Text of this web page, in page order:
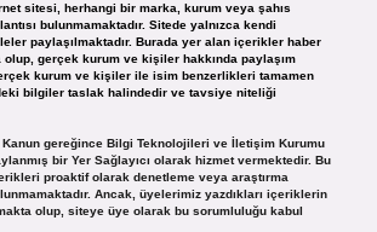
sitesi, herhangi bir marka, kurum veya şahıs
bulunmamaktadır. Sitede yalnızca kendi
paylaşılmaktadır. Burada yer alan içerikler haber
olup, gerçek kurum ve kişiler hakkında paylaşım
kurum ve kişiler ile isim benzerlikleri tamamen
bilgiler taslak halindedir ve tavsiye niteliği
Kanun gereğince Bilgi Teknolojileri ve İletişim Kurumu
bir Yer Sağlayıcı olarak hizmet vermektedir. Bu
proaktif olarak denetleme veya araştırma
Ancak, üyelerimiz yazdıkları içeriklerin
olup, siteye üye olarak bu sorumluluğu kabul